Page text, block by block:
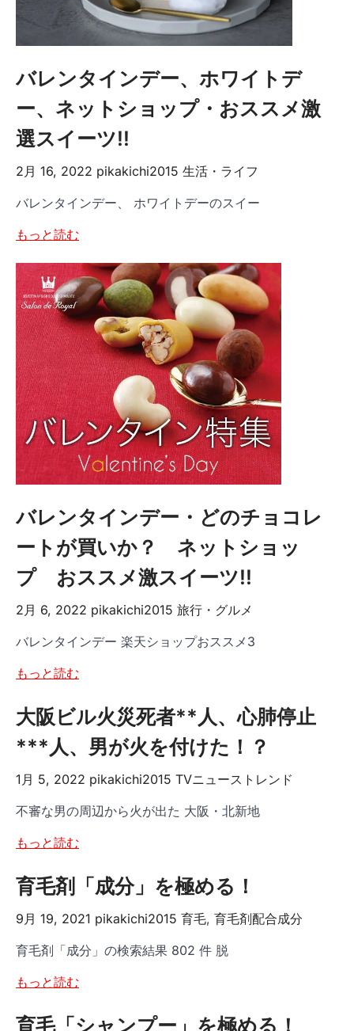
バレンタインデー、ホワイトデ
ー、ネットショップ・おススメ激
選スイーツ!!
2月 16, 2022 pikakichi2015 生活・ライフ
バレンタインデー、 ホワイトデーのスイー
もっと読む
バレンタインデー・どのチョコレ
ートが買いか？ ネットショッ
プ おススメ激スイーツ!!
2月 6, 2022 pikakichi2015 旅行・グルメ
バレンタインデー 楽天ショップおススメ3
もっと読む
大阪ビル火災死者**人、心肺停止
***人、男が火を付けた！？
1月 5, 2022 pikakichi2015 TVニューストレンド
不審な男の周辺から火が出た 大阪・北新地
もっと読む
育毛剤「成分」を極める！
9月 19, 2021 pikakichi2015 育毛, 育毛剤配合成分
育毛剤「成分」の検索結果 802 件 脱
もっと読む
育毛「シャンプー」を極める！